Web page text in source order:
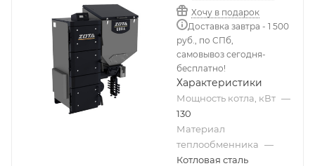
Хочу в подарок
Доставка завтра - 1 500
руб., по СПб,
самовывоз сегодня-
бесплатно!
Характеристики
Мощность котла, кВт —
130
Материал
теплообменника —
Котловая сталь